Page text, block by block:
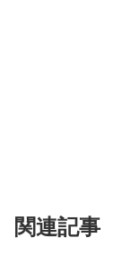
関連記事